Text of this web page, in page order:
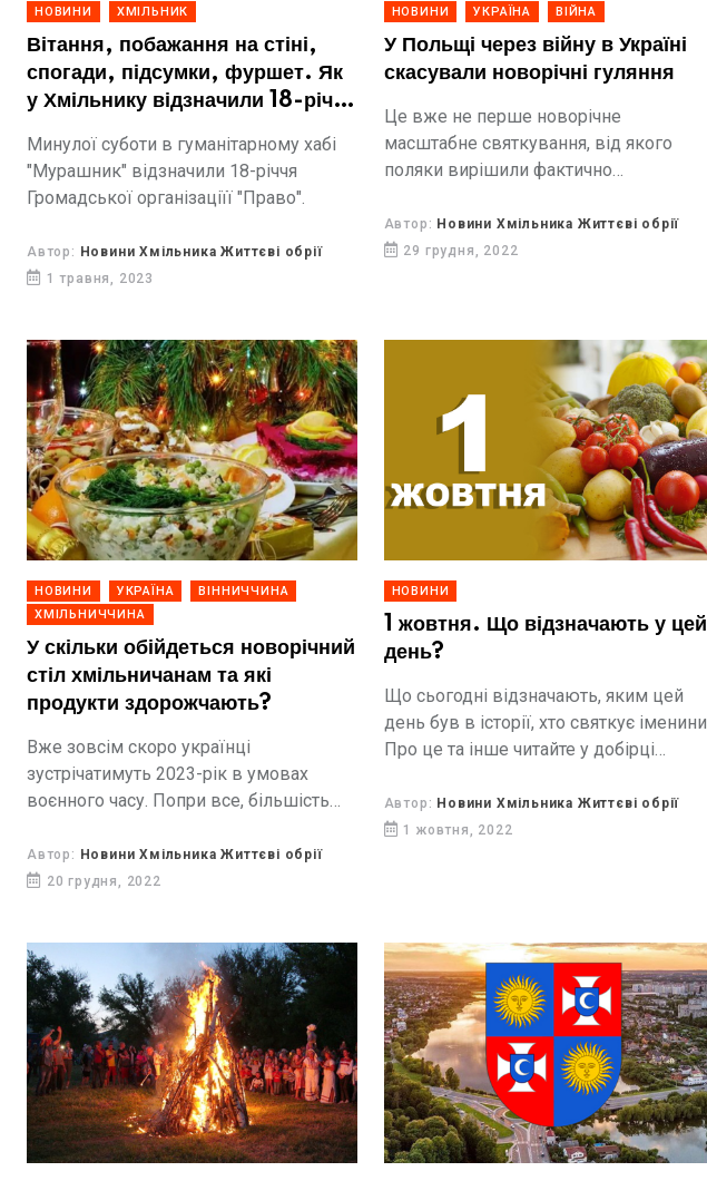
НОВИНИ ХМІЛЬНИК
Вітання, побажання на стіні,
спогади, підсумки, фуршет. Як
у Хмільнику відзначили 18-річчя
Минулої суботи в гуманітарному хабі
"Мурашник" відзначили 18-річчя
Громадської організаціїї "Право".
Автор: Новини Хмільника Життєві обрії
1 травня, 2023
НОВИНИ УКРАЇНА ВІЙНА
У Польщі через війну в Україні
скасували новорічні гуляння
Це вже не перше новорічне
масштабне святкування, від якого
поляки вирішили фактично
Автор: Новини Хмільника Життєві обрії
29 грудня, 2022
НОВИНИ УКРАЇНА
ВІННИЧЧИНА
ХМІЛЬНИЧЧИНА
У скільки обійдеться новорічний
стіл хмільничанам та які
продукти здорожчають?
Вже зовсім скоро українці
зустрічатимуть 2023-рік в умовах
воєнного часу. Попри все, більшість
різдвяні покупки, хоча й купуватимуть
менше, ніж торік. У фокусі покупок
Автор: Новини Хмільника Життєві обрії
20 грудня, 2022
НОВИНИ
1 жовтня. Що відзначають у цей
день?
Що сьогодні відзначають, яким цей
день був в історії, хто святкує іменини.
Про це та інше читайте у добірці
Автор: Новини Хмільника Життєві обрії
1 жовтня, 2022